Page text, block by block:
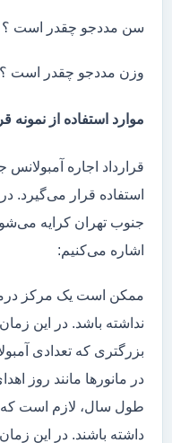
سن مددجو چقدر است ؟
وزن مددجو چقدر است ؟
موارد استفاده از نمونه
قرارداد اجاره
استفاده قرار می‌گیرد.
جنوب تهران کرایه
اشاره می‌کنیم:
ممکن است یک مرکز
نداشته باشد. در این
بزرگتری که تعدادی
در مانور‌ها مانند روز
طول سال، لازم است که
داشته باشند. در این